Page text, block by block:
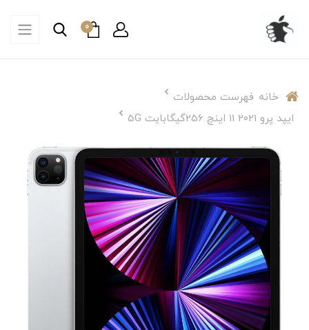
0
خانه فهرست محصولات
ایپد پرو 2021 11 اینچ 256گیگابایت 5G